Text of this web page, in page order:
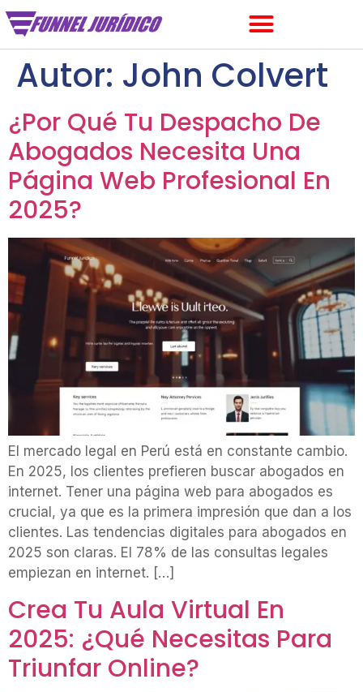
Autor: John Colvert
¿Por Qué Tu Despacho De
Abogados Necesita Una
Página Web Profesional En
2025?
El mercado legal en Perú está en constante cambio.
En 2025, los clientes prefieren buscar abogados en
internet. Tener una página web para abogados es
crucial, ya que es la primera impresión que dan a los
clientes. Las tendencias digitales para abogados en
2025 son claras. El 78% de las consultas legales
empiezan en internet. […]
Crea Tu Aula Virtual En
2025: ¿Qué Necesitas Para
Triunfar Online?